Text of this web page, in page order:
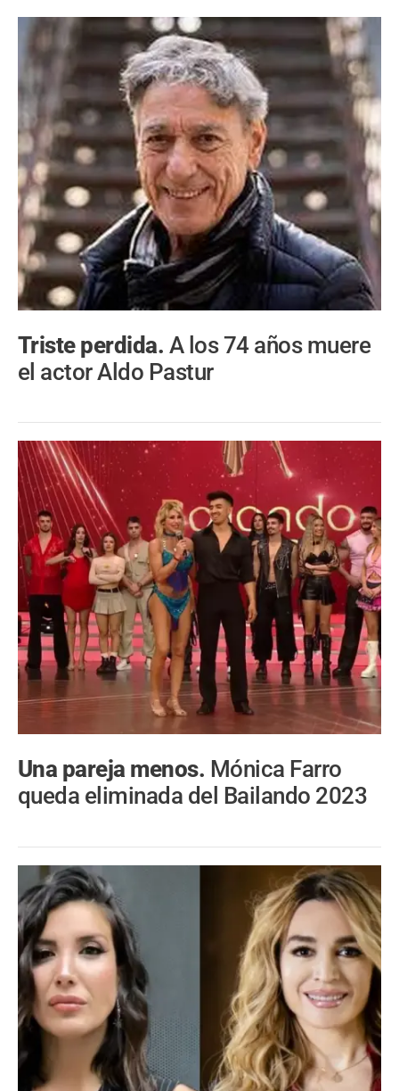
Triste perdida. A los 74 años muere
el actor Aldo Pastur
Una pareja menos. Mónica Farro
queda eliminada del Bailando 2023